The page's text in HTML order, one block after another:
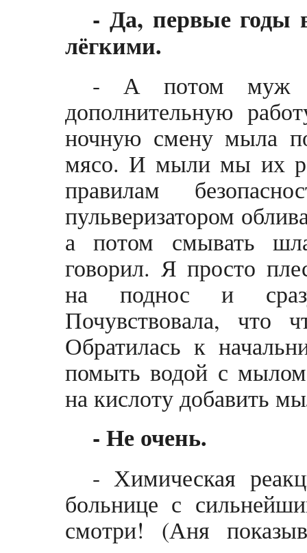
- Да, первые годы
лёгкими.
- А потом муж
дополнительную
ночную смену мыла
мясо. И мыли мы их
правилам
пульверизатором
а потом смывать
говорил. Я просто
на поднос и
Почувствовала, что
Обратилась к
помыть водой с
на кислоту добавить
- Не очень.
- Химическая
больнице с
смотри! (Аня